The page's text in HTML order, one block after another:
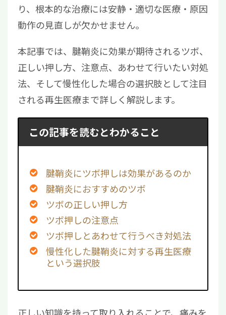
り、根本的な治療には安静・適切な医療・原因
動作の見直しが欠かせません。
本記事では、腱鞘炎に効果が期待されるツボ、
正しい押し方、注意点、あわせて行いたい対処
法、そして慢性化した場合の選択肢として注目
される再生医療まで詳しく解説します。
この記事を読むとわかること
腱鞘炎にツボ押しは効果があるのか
腱鞘炎におすすめのツボ
ツボの正しい押し方
ツボ押しの注意点
ツボ押しとあわせて行うべき対処法
慢性化した腱鞘炎に対する再生医療
という選択肢